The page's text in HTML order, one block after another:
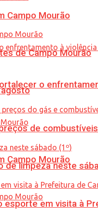
o
Campo Mourão
Campo Mourão
de Campo Mourão
de
de limpeza neste
em visita à